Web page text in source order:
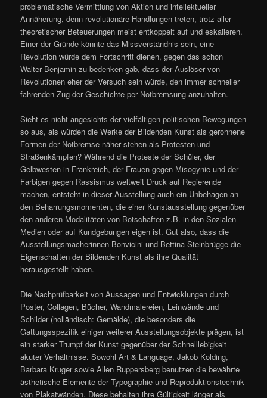
problematische Vermittlung von Aktion und intellektueller
Annäherung, denn revolutionäre Handlungen treten, trotz aller
theoretischer Beteuerungen meist entkoppelt auf und eskalieren.
Einer der Gründe könnte das Missverständnis sein, eine
Revolution würde dem Fortschritt dienen, gegen das schon
Walter Benjamin zu bedenken gab, dass der Auslöser von
Revolutionen eher der Versuch sein würde, den immer schneller
fahrenden Zug der Geschichte per Notbremsung anzuhalten.
Sieht es nicht angesichts der vielfältigen politischen Bewegungen
so aus, als würden die Werke der Bildenden Kunst als geronnene
Formen der Notbremse näher stehen als Protesten und
Straßenkämpfen? Während die Proteste der Schüler, der
Gelbwesten in Frankreich, der Frauen gegen Misogynie und der
Farbigen gegen Rassismus weltweit Druck auf Regierende
machen, entsteht in dieser Ausstellung auch ein Unbehagen an
den Beharrungsmomenten, die einer Kunstausstellung gegenüber
den anderen Modalitäten von Botschaften z.B. in den Sozialen
Medien oder auf Kundgebungen eigen ist. Gut also, dass die
Ausstellungsmacherinnen Bonvicini und Bettina Steinbrügge die
Eigenschaften der Bildenden Kunst als ihre Qualität
herausgestellt haben.
Die Nachprüfbarkeit von Aussagen und Entwicklungen durch
Poster, Collagen, Bücher, Wandmalereien, Leinwände und
Schilder (holländisch: Gemälde), die besonders die
Gattungsspezifik einiger weiterer Ausstellungsobjekte prägen, ist
ein starker Trumpf der Kunst gegenüber der Schnelllebigkeit
akuter Verhältnisse. Sowohl Art & Language, Jakob Kolding,
Barbara Kruger sowie Allen Ruppersberg benutzen die bewährte
ästhetische Elemente der Typographie und Reproduktionstechnik
von Plakatwänden. Diese behalten ihre Gültigkeit länger als